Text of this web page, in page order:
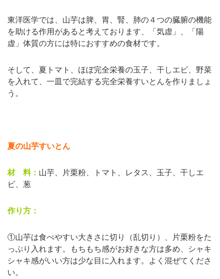
東洋医学では、山芋は脾、胃、腎、肺の４つの臓腑の機能
を助ける作用があると考えております、「気虚」、「陽
虚」体質の方には特におすすめの食材です。
そして、夏トマト、ほぼ完全栄養の玉子、干しエビ、野菜
を入れて、一皿で完結する完全栄養すいとんを作りましょ
う。
夏の山芋すいとん
材 料： 山芋、片栗粉、トマト、レタス、玉子、干しエ
ビ、葱
作り方：
①山芋は食べやすい大きさに切り（乱切り）、片栗粉をた
っぷり入れます。もちもち感がお好きな方は多め、シャキ
シャキ感がいい方は少な目に入れます。よく混ぜてくださ
い。